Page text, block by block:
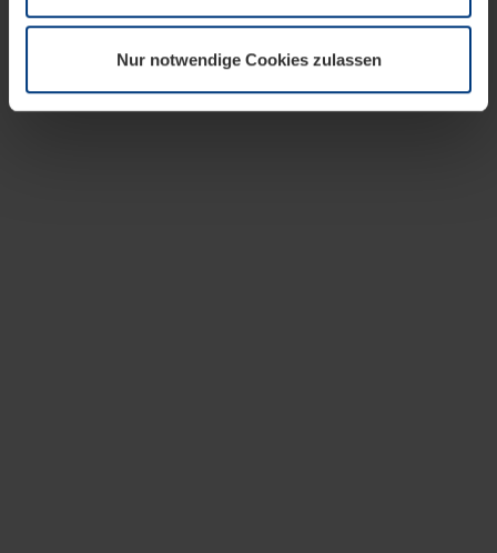
wir Ihre Erlaubnis. Ihre Einwilligung können Sie jederzeit
Datenschutzerklärungunserer Website ändern oder
widerrufen.
Nur notwendige Cookies zulassen